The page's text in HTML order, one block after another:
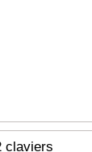
claviers